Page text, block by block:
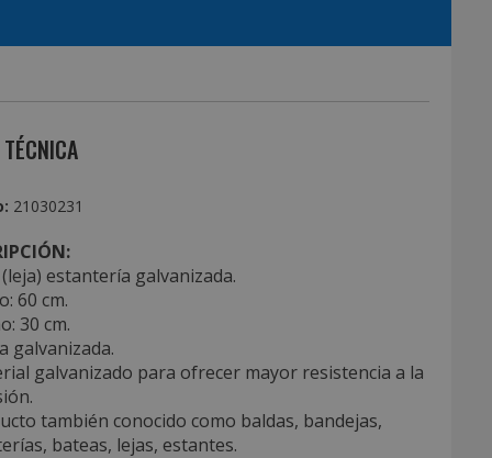
21030231
estantería galvanizada.
60 cm.
30 cm.
galvanizada.
galvanizado para ofrecer mayor resistencia a la
también conocido como baldas, bandejas,
bateas, lejas, estantes.